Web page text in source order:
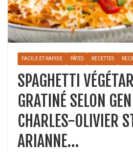
FACILE ET RAPIDE PÂTES RECETTES
SPAGHETTI
GRATINÉ SELON
CHARLES-OLIVIER
ARIANNE…